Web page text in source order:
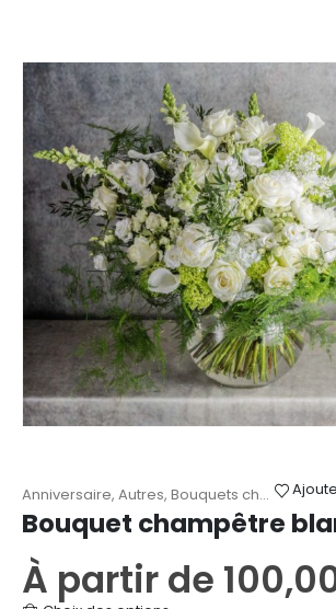
Anniversaire, Autres, Bouquets champêtres ,
Bouquet champêtre
À partir de